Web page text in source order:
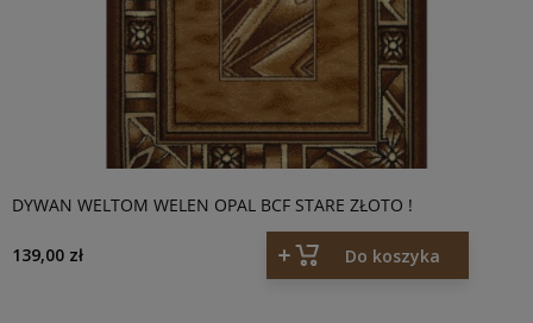
DYWAN WELTOM WELEN OPAL BCF STARE ZŁOTO !
139,00 zł Do koszyka